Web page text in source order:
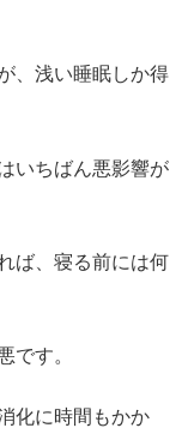
、浅い睡眠しか得
いちばん悪影響が
ば、寝る前には何
です。
化に時間もかか